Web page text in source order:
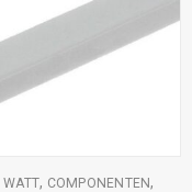
WATT, COMPONENTEN,